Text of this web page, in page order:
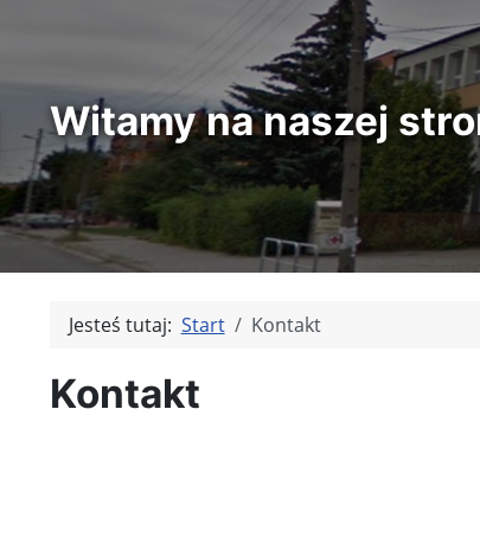
Witamy na naszej
Jesteś tutaj: Start Kontakt
Kontakt